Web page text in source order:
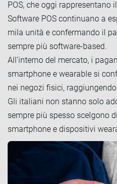
POS, che oggi rappresentano
Software POS continuano a
mila unità e confermando il
sempre più software-based.
All’interno del mercato, i
smartphone e wearable si
nei negozi fisici,
Gli italiani non stanno solo
sempre più spesso scelgono
smartphone e dispositivi